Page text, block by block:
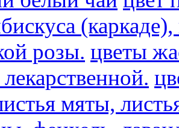
розы. цветы
мяты,